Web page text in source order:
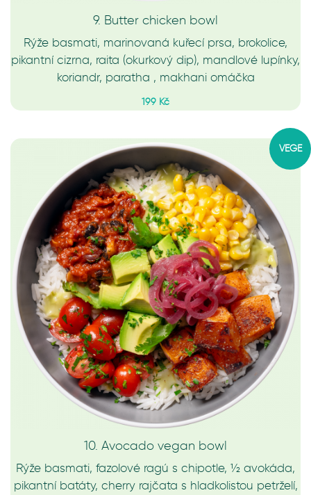
9. Butter chicken bowl
Rýže basmati, marinovaná kuřecí prsa, brokolice,
pikantní cizrna, raita (okurkový dip), mandlové lupínky,
koriandr, paratha , makhani omáčka
199 Kč
VEGE
10. Avocado vegan bowl
Rýže basmati, fazolové ragú s chipotle, ½ avokáda,
pikantní batáty, cherry rajčata s hladkolistou petrželí,